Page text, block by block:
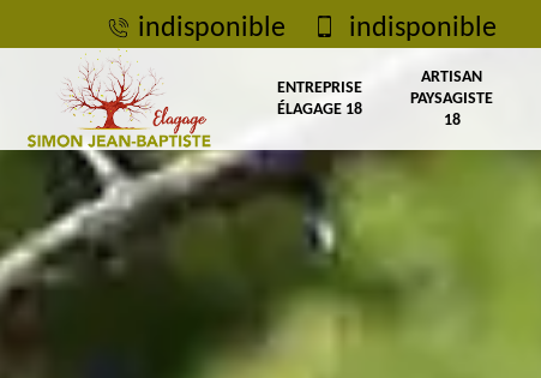
indisponible indisponible
ENTREPRISE
ÉLAGAGE 18
ARTISAN
PAYSAGISTE
18